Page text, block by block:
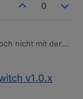
0
nicht mit der
bereits
v1.0.x